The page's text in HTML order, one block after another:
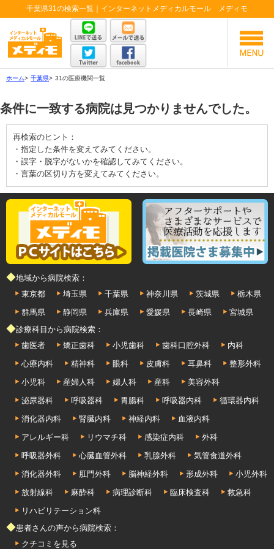
千葉県31の検索一覧｜インターネットメディカルモール メディモ
ホーム> 千葉県> 31の医療機関一覧
条件に一致する病院は見つかりませんでした。
再検索のヒント：
・指定した条件を変えてみてください。
・誤字・脱字がないかを確認してみてください。
・言葉の区切り方を変えてみてください。
◆地域から病院検索：
東京都
埼玉県 千葉県 神奈川県 茨城県
栃木県
群馬県
静岡県 兵庫県 愛媛県 長崎県
宮城県
◆診療科目から病院検索：
歯医者
矯正歯科 小児歯科 歯科口腔外科
内科
心療内科
精神科 眼科 皮膚科 耳鼻科
整形外科
小児科
産婦人科 婦人科 産科
美容外科
泌尿器科
呼吸器科 胃腸科 呼吸器内科
循環器内科
消化器内科
腎臓内科 神経内科
血液内科
アレルギー科
リウマチ科 感染症内科
外科
呼吸器外科
心臓血管外科 乳腺外科
気管食道外科
消化器外科
肛門外科 脳神経外科 形成外科
小児外科
放射線科
麻酔科 病理診断科 臨床検査科
救急科
リハビリテーション科
◆患者さんの声から病院検索：
クチコミを見る